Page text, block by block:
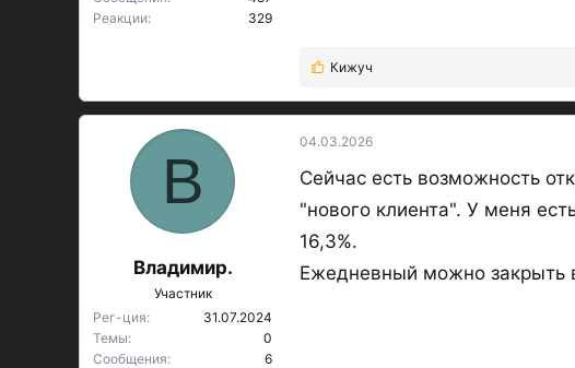
Реакции
329
Р
а
к
и
:
Кижуч
В
Владимир.
Участник
Рег-ция
31.07.2024
Темы
0
Сообщения
6
04.03.2026
Сейчас есть возможность
"нового клиента". У меня
16,3%.
Ежедневный можно закрыть